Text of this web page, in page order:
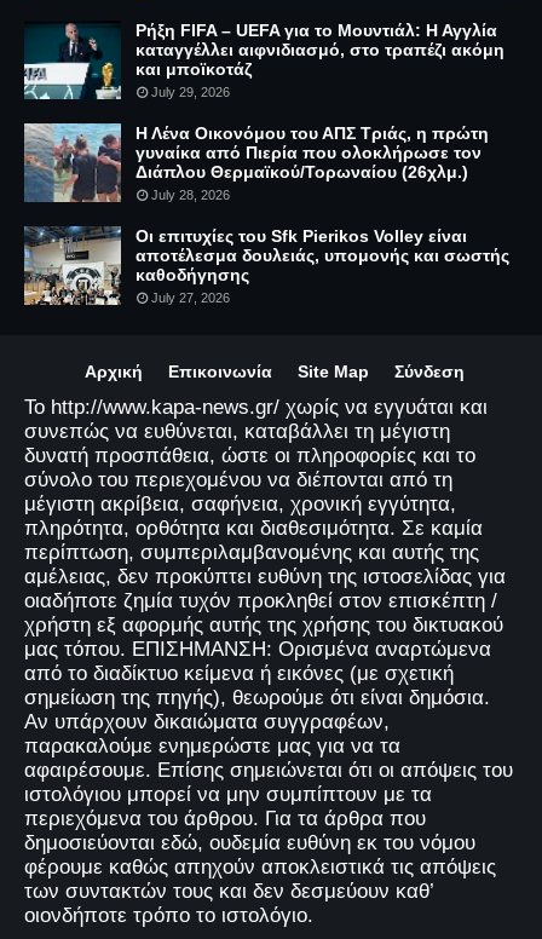
Ρήξη FIFA – UEFA για το Μουντιάλ: Η Αγγλία
καταγγέλλει αιφνιδιασμό, στο τραπέζι ακόμη
και μποϊκοτάζ
July 29, 2026
Η Λένα Οικονόμου του ΑΠΣ Τριάς, η πρώτη
γυναίκα από Πιερία που ολοκλήρωσε τον
Διάπλου Θερμαϊκού/Τορωναίου (26χλμ.)
July 28, 2026
Οι επιτυχίες του Sfk Pierikos Volley είναι
αποτέλεσμα δουλειάς, υπομονής και σωστής
καθοδήγησης
July 27, 2026
Αρχική Επικοινωνία Site Map Σύνδεση
Το http://www.kapa-news.gr/ χωρίς να εγγυάται και
συνεπώς να ευθύνεται, καταβάλλει τη μέγιστη
δυνατή προσπάθεια, ώστε οι πληροφορίες και το
σύνολο του περιεχομένου να διέπονται από τη
μέγιστη ακρίβεια, σαφήνεια, χρονική εγγύτητα,
πληρότητα, ορθότητα και διαθεσιμότητα. Σε καμία
περίπτωση, συμπεριλαμβανομένης και αυτής της
αμέλειας, δεν προκύπτει ευθύνη της ιστοσελίδας για
οιαδήποτε ζημία τυχόν προκληθεί στον επισκέπτη /
χρήστη εξ αφορμής αυτής της χρήσης του δικτυακού
μας τόπου. ΕΠΙΣΗΜΑΝΣΗ: Ορισμένα αναρτώμενα
από το διαδίκτυο κείμενα ή εικόνες (με σχετική
σημείωση της πηγής), θεωρούμε ότι είναι δημόσια.
Αν υπάρχουν δικαιώματα συγγραφέων,
παρακαλούμε ενημερώστε μας για να τα
αφαιρέσουμε. Επίσης σημειώνεται ότι οι απόψεις του
ιστολόγιου μπορεί να μην συμπίπτουν με τα
περιεχόμενα του άρθρου. Για τα άρθρα που
δημοσιεύονται εδώ, ουδεμία ευθύνη εκ του νόμου
φέρουμε καθώς απηχούν αποκλειστικά τις απόψεις
των συντακτών τους και δεν δεσμεύουν καθ’
οιονδήποτε τρόπο το ιστολόγιο.